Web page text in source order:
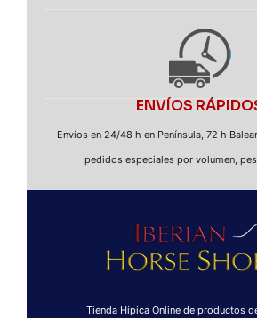
ENVÍOS
Envíos en 24/48 h en Península, 72 h
pedidos especiales por volumen,
Tienda Hípica Online de productos